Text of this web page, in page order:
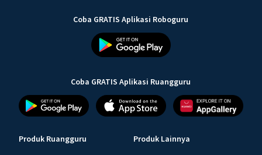
Coba GRATIS Aplikasi Roboguru
Coba GRATIS Aplikasi Ruangguru
Produk Ruangguru Produk Lainnya